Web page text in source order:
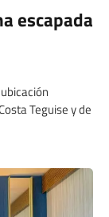
escapada
Teguise y de